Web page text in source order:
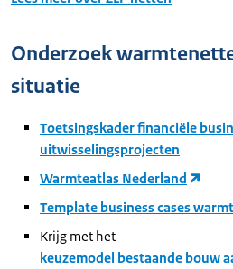
Onderzoek
situatie
Toetsingskader financiële
uitwisselingsprojecten
Warmteatlas Nederland
Template business cases
Krijg met het
keuzemodel bestaande bouw